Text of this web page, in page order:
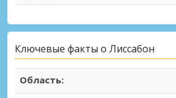
Ключевые факты о Лиссабон
Область: